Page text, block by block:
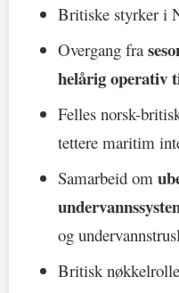
Britiske styrker i
Overgang fra
helårig operativ
Felles norsk-
tettere maritim
Samarbeid om
og
Britisk